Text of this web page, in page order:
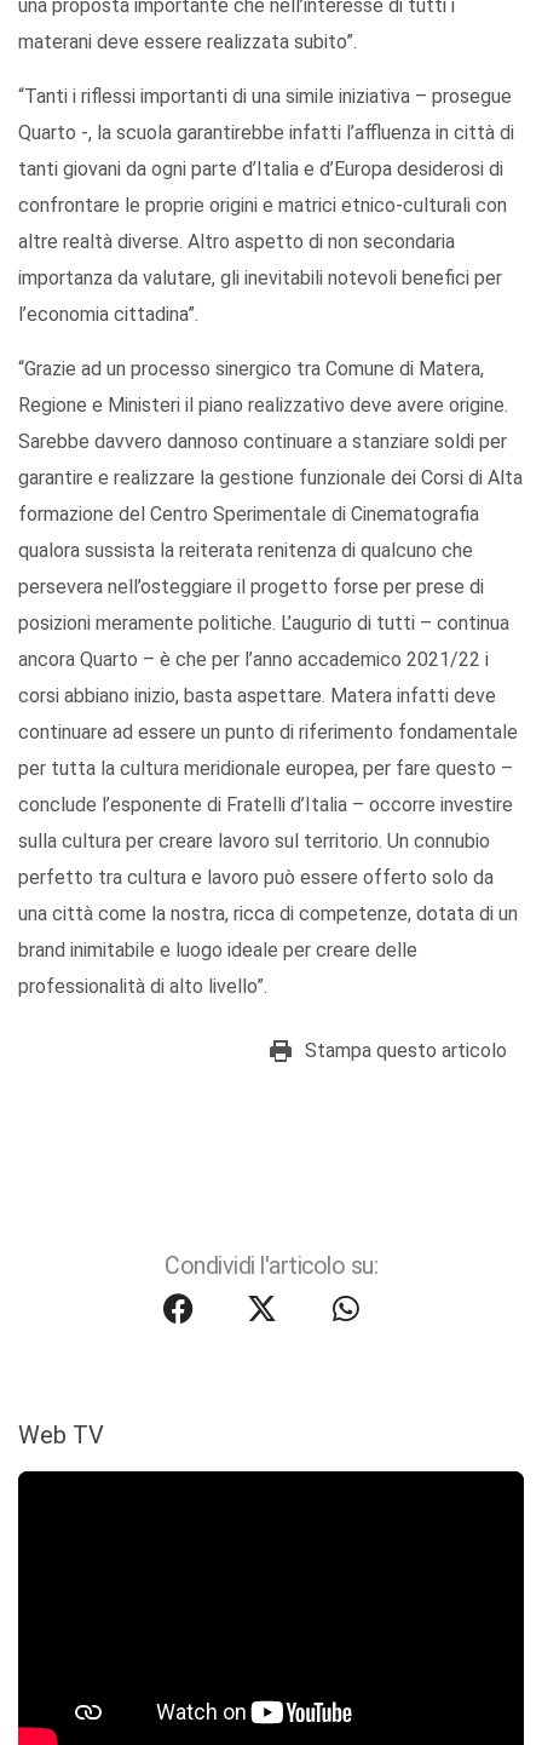
una proposta importante che nell’interesse di tutti i
materani deve essere realizzata subito”.
“Tanti i riflessi importanti di una simile iniziativa – prosegue
Quarto -, la scuola garantirebbe infatti l’affluenza in città di
tanti giovani da ogni parte d’Italia e d’Europa desiderosi di
confrontare le proprie origini e matrici etnico-culturali con
altre realtà diverse. Altro aspetto di non secondaria
importanza da valutare, gli inevitabili notevoli benefici per
l’economia cittadina”.
“Grazie ad un processo sinergico tra Comune di Matera,
Regione e Ministeri il piano realizzativo deve avere origine.
Sarebbe davvero dannoso continuare a stanziare soldi per
garantire e realizzare la gestione funzionale dei Corsi di Alta
formazione del Centro Sperimentale di Cinematografia
qualora sussista la reiterata renitenza di qualcuno che
persevera nell’osteggiare il progetto forse per prese di
posizioni meramente politiche. L’augurio di tutti – continua
ancora Quarto – è che per l’anno accademico 2021/22 i
corsi abbiano inizio, basta aspettare. Matera infatti deve
continuare ad essere un punto di riferimento fondamentale
per tutta la cultura meridionale europea, per fare questo –
conclude l’esponente di Fratelli d’Italia – occorre investire
sulla cultura per creare lavoro sul territorio. Un connubio
perfetto tra cultura e lavoro può essere offerto solo da
una città come la nostra, ricca di competenze, dotata di un
brand inimitabile e luogo ideale per creare delle
professionalità di alto livello”.
Stampa questo articolo
Condividi l'articolo su:
Web TV